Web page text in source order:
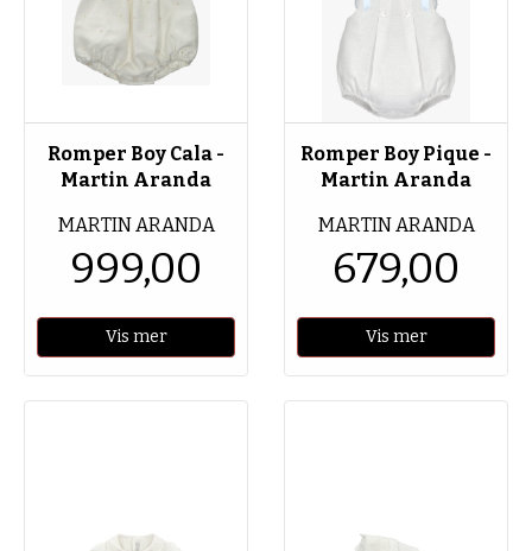
Romper Boy Cala -
Martin Aranda
MARTIN ARANDA
999,00
Vis mer
Romper Boy Pique -
Martin Aranda
MARTIN ARANDA
679,00
Vis mer